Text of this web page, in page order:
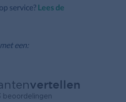
service? Lees de
een: